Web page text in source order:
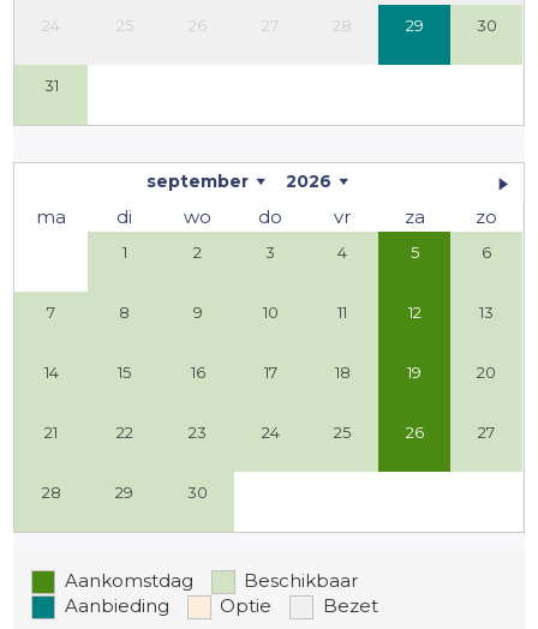
24 25 26 27 28 29 30
31
september 2026
ma di wo do vr za zo
1 2 3 4 5 6
7 8 9 10 11 12 13
14 15 16 17 18 19 20
21 22 23 24 25 26 27
28 29 30
Aankomstdag
Beschikbaar
Aanbieding
Optie Bezet